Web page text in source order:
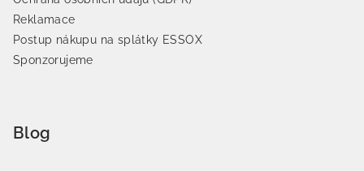
Reklamace
Postup nákupu na splátky ESSOX
Sponzorujeme
Blog